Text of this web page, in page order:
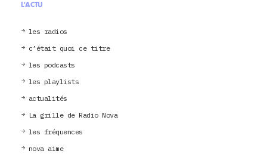
L'ACTU
les radios
c’était quoi ce titre
les podcasts
les playlists
actualités
La grille de Radio Nova
les fréquences
nova aime